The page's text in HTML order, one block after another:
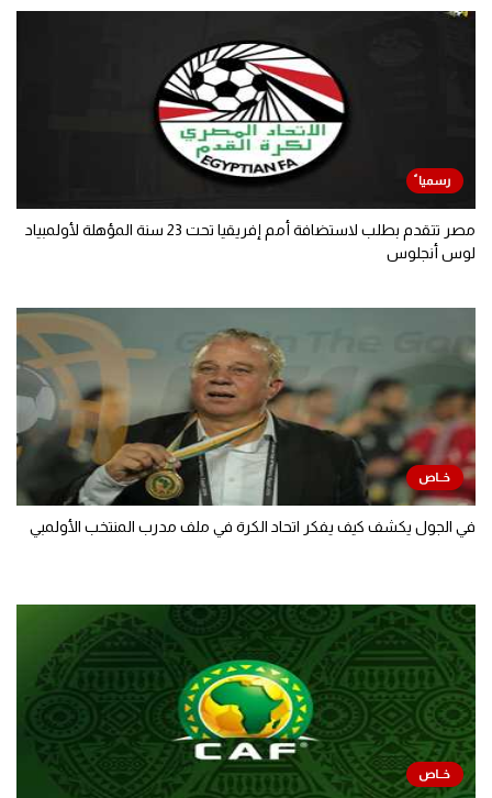
مصر تتقدم بطلب لاستضافة أمم إفريقيا تحت 23 سنة المؤهلة لأولمبياد
لوس أنجلوس
في الجول يكشف كيف يفكر اتحاد الكرة في ملف مدرب المنتخب الأولمبي